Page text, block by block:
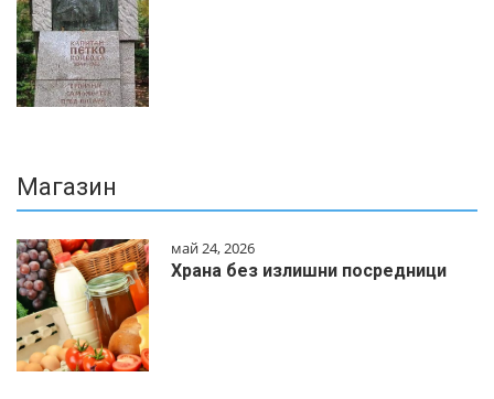
Магазин
май 24, 2026
Храна без излишни посредници